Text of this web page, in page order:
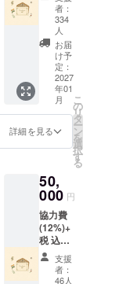
より認定特
定非営利活
動法人とな
活動の幅を
広げていま
す。
11,569
円とな
りま
す。
【ブッ
ダガヤ
の子ど
もたち
からの
サン
キュー
めてお
届けし
ます！
(寄付金
受領証
明書を
発行し
ます)
者：
334
人
お届
け予
定：
2027
年01
月
詳細を見る
こ
の
リ
タ
ー
ン
を
選
択
す
る
50,
000 円
協力費
(12%)+
税 込み
で
57,848
円とな
支援
者：
46人